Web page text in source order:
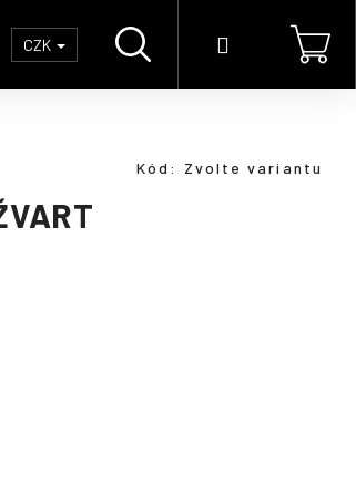
CZK Hledat Přihlášení
Kód: Zvolte variantu